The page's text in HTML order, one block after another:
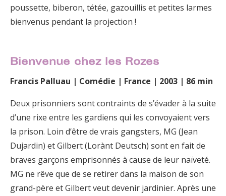
poussette, biberon, tétée, gazouillis et petites larmes
bienvenus pendant la projection !
Bienvenue chez les Rozes
Francis Palluau | Comédie | France | 2003 | 86 min
Deux prisonniers sont contraints de s’évader à la suite
d’une rixe entre les gardiens qui les convoyaient vers
la prison. Loin d’être de vrais gangsters, MG (Jean
Dujardin) et Gilbert (Lorànt Deutsch) sont en fait de
braves garçons emprisonnés à cause de leur naïveté.
MG ne rêve que de se retirer dans la maison de son
grand-père et Gilbert veut devenir jardinier. Après une